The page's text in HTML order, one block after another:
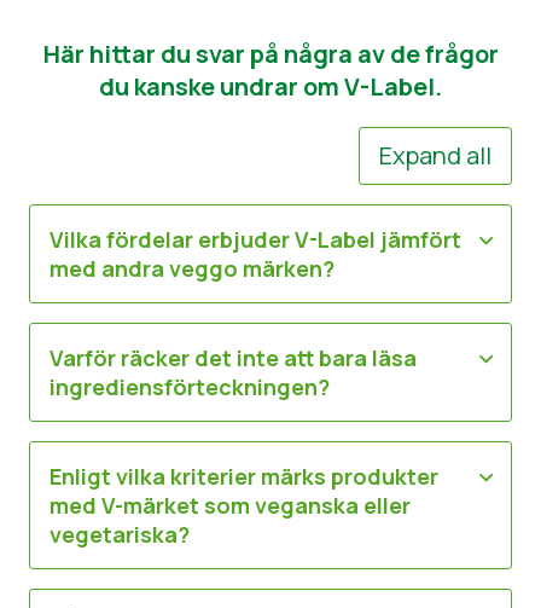
Bli certifierad
Icke livsmedel
Om oss
Ta kontakt
Okategoriserad
Pressmaterial
Här hittar du svar på några av de frågor
du kanske undrar om V-Label.
Expand all
Vilka fördelar erbjuder V-Label jämfört
med andra veggo märken?
Varför räcker det inte att bara läsa
ingrediensförteckningen?
Enligt vilka kriterier märks produkter
med V-märket som veganska eller
vegetariska?